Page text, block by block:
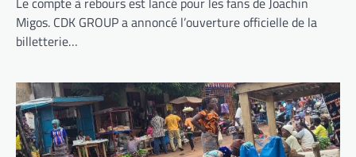
Migos. CDK GROUP a annoncé l’ouverture officielle de la
billetterie…